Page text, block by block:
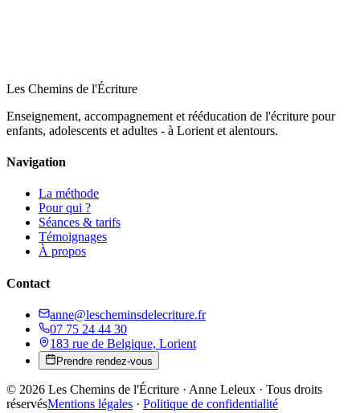
Les Chemins de l'Écriture
Enseignement, accompagnement et rééducation de l'écriture pour
enfants, adolescents et adultes - à Lorient et alentours.
Navigation
La méthode
Pour qui ?
Séances & tarifs
Témoignages
À propos
Contact
anne@lescheminsdelecriture.fr
07 75 24 44 30
183 rue de Belgique, Lorient
Prendre rendez-vous
© 2026 Les Chemins de l'Écriture · Anne Leleux · Tous droits
réservésMentions légales · Politique de confidentialité